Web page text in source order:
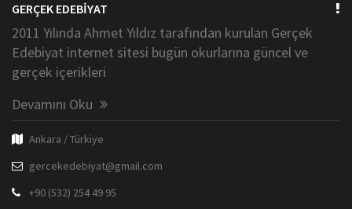
GERÇEK EDEBİYAT
2011 Yılında Ahmet Yıldız tarafından kurulan Gerçek
Edebiyat internet sitesi bugün okurlarına güncel ve
gerçek içerikleri
Devamını Oku
Ankara / Türkiye
gercekedebiyat@gmail.com
+90 (532) 254 49 95